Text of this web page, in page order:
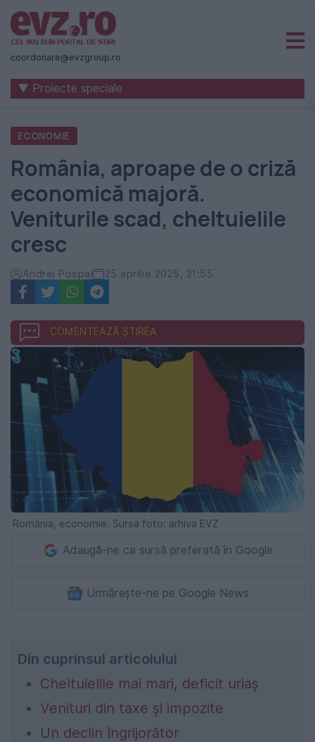
Știri
naționale
internaționale
România
-
Evenimentul
Zilei
coordonare@evzgroup.ro
▼ Proiecte speciale
ECONOMIE
România, aproape de o criză
economică majoră.
Veniturile scad, cheltuielile
cresc
Andrei Pospai 25 aprilie 2025, 21:55
COMENTEAZĂ ȘTIREA
România, economie. Sursa foto: arhiva EVZ
Adaugă-ne ca sursă preferată în Google
Urmărește-ne pe Google News
Din cuprinsul articolului
Cheltuielile mai mari, deficit uriaș
Venituri din taxe și impozite
Un declin îngrijorător